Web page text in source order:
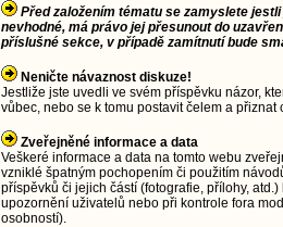
Před založením tématu se zamyslete
nevhodné, má právo jej přesunout do
příslušné sekce, v případě zamítnutí bude
Neničte návaznost diskuze!
Jestliže jste uvedli ve svém příspěvku názor,
vůbec, nebo se k tomu postavit čelem a přiznat
Zveřejněné informace a data
Veškeré informace a data na tomto webu
vzniklé špatným pochopením či použitím
příspěvků či jejich částí (fotografie, přílohy,
upozornění uživatelů nebo při kontrole fora
osobností).